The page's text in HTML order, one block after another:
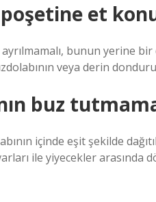
poşetine et
bunun yerine
veya derin
buz
içinde eşit şekilde
ile yiyecekler arasında